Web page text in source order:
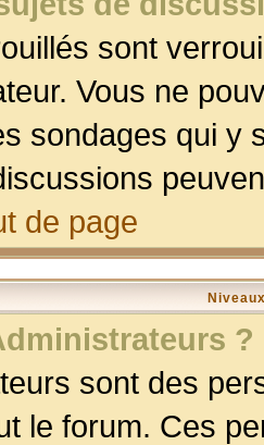
sont
Vous ne
sondages qui y
de page
?
sont des
le forum. Ces